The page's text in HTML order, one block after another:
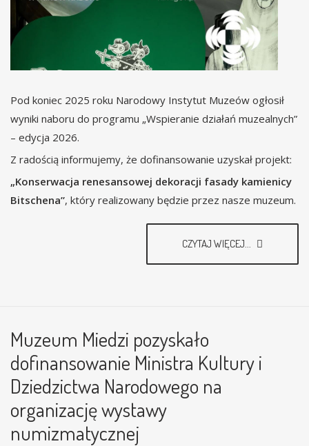
Pod koniec 2025 roku Narodowy Instytut Muzeów ogłosił
wyniki naboru do programu „Wspieranie działań muzealnych”
– edycja 2026.
Z radością informujemy, że dofinansowanie uzyskał projekt:
„Konserwacja renesansowej dekoracji fasady kamienicy
Bitschena”, który realizowany będzie przez nasze muzeum.
CZYTAJ WIĘCEJ...
Muzeum Miedzi pozyskało
dofinansowanie Ministra Kultury i
Dziedzictwa Narodowego na
organizację wystawy
numizmatycznej